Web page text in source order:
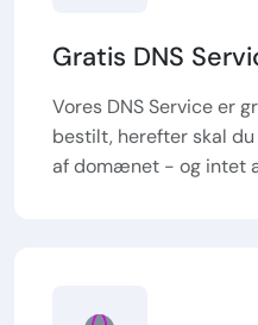
Gratis DNS
Vores DNS Service er
bestilt, herefter skal
af domænet - og intet